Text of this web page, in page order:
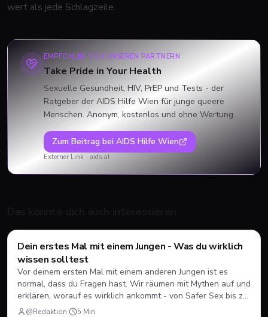
wert als jede Schlagzeile.
EMPFOHLEN VON UNSEREN PARTNERN
Take Pride in Your Health
Sexuelle Gesundheit, HIV, PrEP und Tests - der
Ratgeber der AIDS Hilfe Wien für junge queere
Menschen. Anonym, kostenlos und ohne Wertung.
Zum Beitrag bei AIDS Hilfe Wien
Externer Link · aids.at
Style & Body
Dein erstes Mal mit einem Jungen - Was du wirklich
wissen solltest
Vor deinem ersten Mal mit einem anderen Jungen ist es
normal, dass du Fragen hast. Wir räumen mit Mythen auf und
erklären, worauf es wirklich ankommt - von Safer Sex bis zur
Frage, ob Analsex überhaupt dazu gehören muss.
@Redaktion· 5 Min